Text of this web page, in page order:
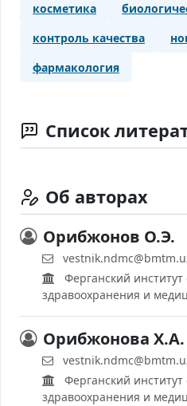
косметика
контроль качества
фармакология
Список
Об авторах
Орибжонов О.Э.
Ферганский
здравоохранения и
Орибжонова Х.А.
Ферганский
здравоохранения и